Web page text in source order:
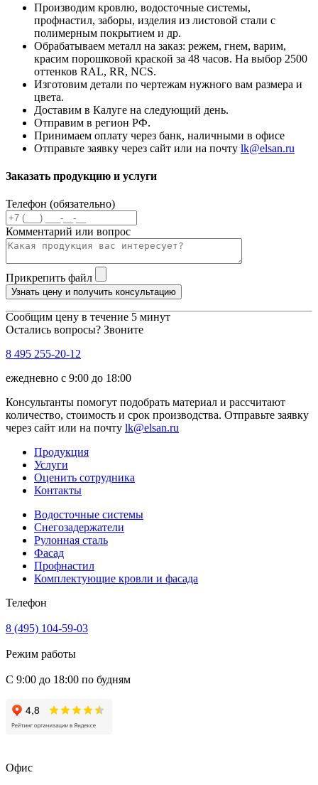
Производим кровлю, водосточные системы,
профнастил, заборы, изделия из листовой стали с
полимерным покрытием и др.
Обрабатываем металл на заказ: режем, гнем, варим,
красим порошковой краской за 48 часов. На выбор 2500
оттенков RAL, RR, NCS.
Изготовим детали по чертежам нужного вам размера и
цвета.
Доставим в Калуге на следующий день.
Отправим в регион РФ.
Принимаем оплату через банк, наличными в офисе
Отправьте заявку через сайт или на почту lk@elsan.ru
Заказать продукцию и услуги
Телефон (обязательно)
Комментарий или вопрос
Прикрепить файл
Узнать цену и получить консультацию
Сообщим цену в течение 5 минут
Остались вопросы? Звоните
8 495 255-20-12
ежедневно с 9:00 до 18:00
Консультанты помогут подобрать материал и рассчитают
количество, стоимость и срок производства. Отправьте заявку
через сайт или на почту lk@elsan.ru
Продукция
Услуги
Оценить сотрудника
Контакты
Водосточные системы
Снегозадержатели
Рулонная сталь
Фасад
Профнастил
Комплектующие кровли и фасада
Телефон
8 (495) 104-59-03
Режим работы
С 9:00 до 18:00 по будням
Офис